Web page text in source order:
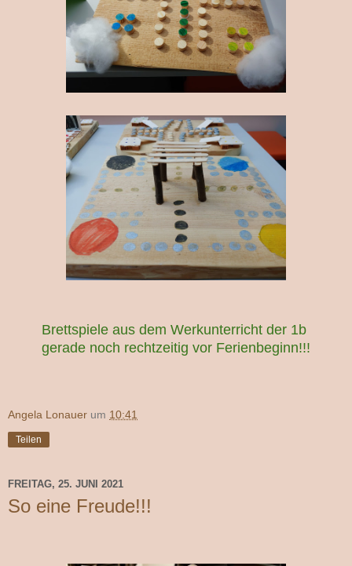
Brettspiele aus dem Werkunterricht der 1b
gerade noch rechtzeitig vor Ferienbeginn!!!
Angela Lonauer um 10:41
Teilen
FREITAG, 25. JUNI 2021
So eine Freude!!!